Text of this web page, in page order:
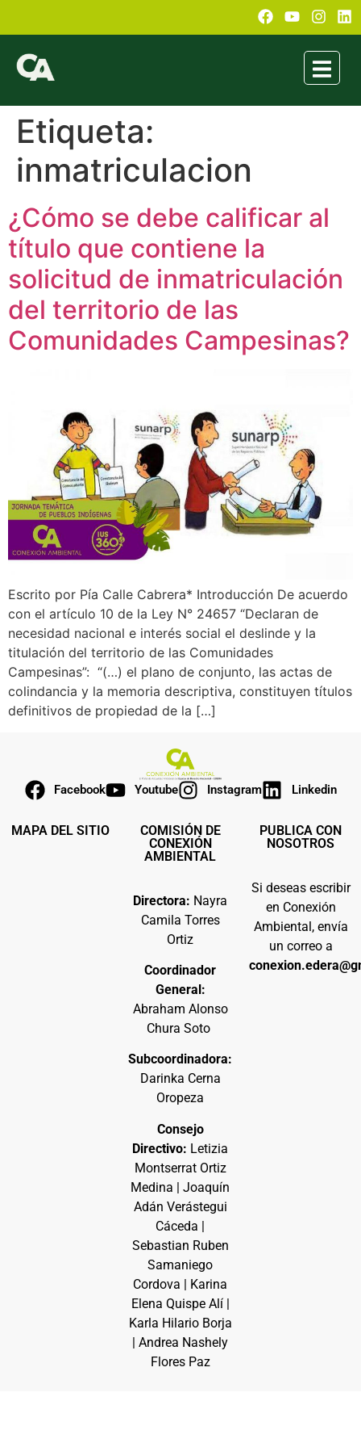
Etiqueta:
inmatriculacion
¿Cómo se debe calificar al
título que contiene la
solicitud de inmatriculación
del territorio de las
Comunidades Campesinas?
Escrito por Pía Calle Cabrera* Introducción De acuerdo
con el artículo 10 de la Ley N° 24657 “Declaran de
necesidad nacional e interés social el deslinde y la
titulación del territorio de las Comunidades
Campesinas”: “(…) el plano de conjunto, las actas de
colindancia y la memoria descriptiva, constituyen títulos
definitivos de propiedad de la […]
Facebook Youtube Instagram Linkedin
MAPA DEL SITIO
COMISIÓN DE
CONEXIÓN
AMBIENTAL
Directora: Nayra
Camila Torres
Ortiz
Coordinador
General:
Abraham Alonso
Chura Soto
Subcoordinadora:
Darinka Cerna
Oropeza
Consejo
Directivo: Letizia
Montserrat Ortiz
Medina | Joaquín
Adán Verástegui
Cáceda |
Sebastian Ruben
Samaniego
Cordova | Karina
Elena Quispe Alí |
Karla Hilario Borja
| Andrea Nashely
Flores Paz
PUBLICA CON
NOSOTROS
Si deseas escribir
en Conexión
Ambiental, envía
un correo a